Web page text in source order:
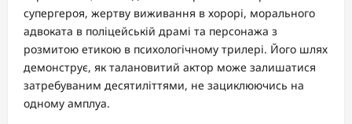
супергероя, жертву виживання в хорорі, морального
адвоката в поліцейській драмі та персонажа з
розмитою етикою в психологічному трилері. Його шлях
демонструє, як талановитий актор може залишатися
затребуваним десятиліттями, не зациклюючись на
одному амплуа.